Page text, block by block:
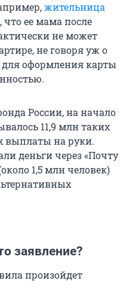
жительница
, что ее мама после
не может
не говоря уж о
для оформления карты
России, на начало
11,9 млн таких
выплаты на руки.
деньги через «Почту
1,5 млн человек)
заявление?
произойдет